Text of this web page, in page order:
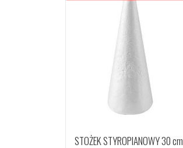
STOŻEK STYROPIANOWY 30 cm